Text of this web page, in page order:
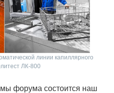
линии капиллярного
ЛК-800
форума состоится наш